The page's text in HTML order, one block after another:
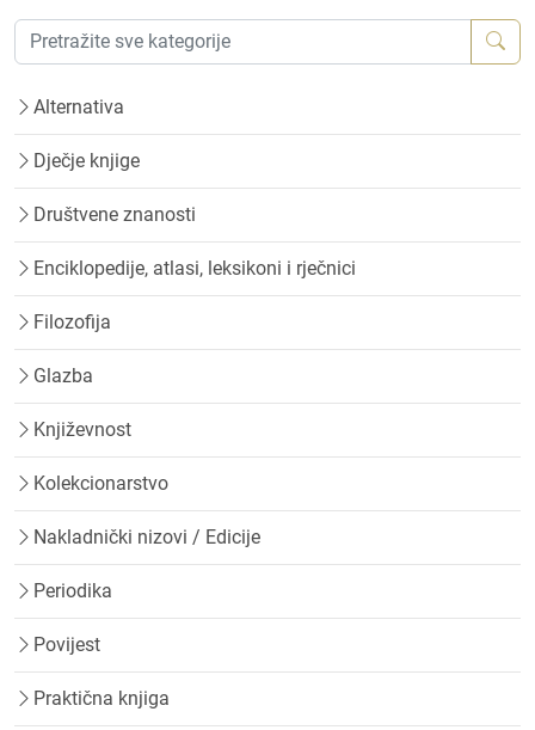
Alternativa
Dječje knjige
Društvene znanosti
Enciklopedije, atlasi, leksikoni i rječnici
Filozofija
Glazba
Književnost
Kolekcionarstvo
Nakladnički nizovi / Edicije
Periodika
Povijest
Praktična knjiga